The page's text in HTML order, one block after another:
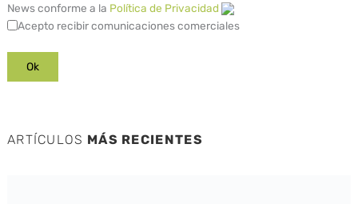
News conforme a la Política de Privacidad
Acepto recibir comunicaciones comerciales
ARTÍCULOS MÁS RECIENTES